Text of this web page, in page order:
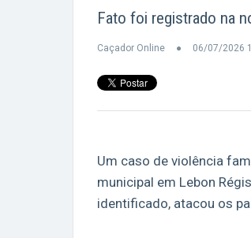
Fato foi registrado na
Caçador Online 06/07/2026
Um caso de violência
municipal em Lebon
identificado, atacou os